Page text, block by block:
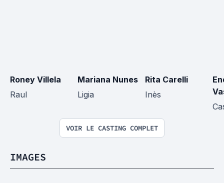
Roney Villela
Raul
Mariana Nunes
Ligia
Rita Carelli
Inès
VOIR LE CASTING COMPLET
IMAGES